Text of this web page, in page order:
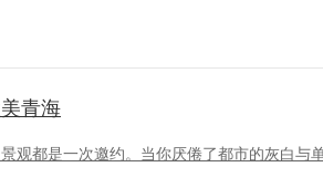
青海
观都是一次邀约。当你厌倦了都市的灰白与